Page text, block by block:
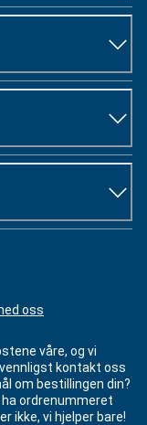
oss
våre, og vi
kontakt oss
om bestillingen din?
ha ordrenummeret
ikke, vi hjelper bare!